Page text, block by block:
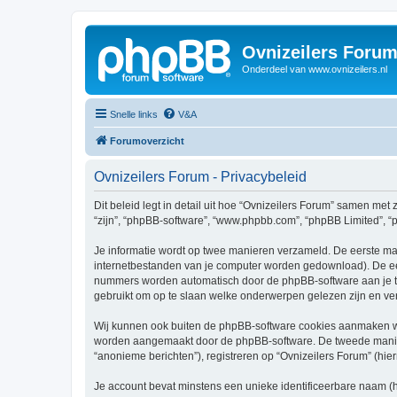
Ovnizeilers Forum
Onderdeel van www.ovnizeilers.nl
Snelle links V&A
Forumoverzicht
Ovnizeilers Forum - Privacybeleid
Dit beleid legt in detail uit hoe “Ovnizeilers Forum” samen met
“zijn”, “phpBB-software”, “www.phpbb.com”, “phpBB
Je informatie wordt op twee manieren verzameld. De eerste
internetbestanden van je computer worden gedownload). De
nummers worden automatisch door de phpBB-software aan
gebruikt om op te slaan welke onderwerpen gelezen zijn en
Wij kunnen ook buiten de phpBB-software cookies aanmaken
worden aangemaakt door de phpBB-software. De tweede
“anonieme berichten”), registreren op “Ovnizeilers Forum”
Je account bevat minstens een unieke identificeerbare naam